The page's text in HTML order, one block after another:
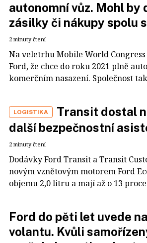
autonomní vůz. Mohl by
zásilky či nákupy spolu
2 minuty čtení
Na veletrhu Mobile World
Ford, že chce do roku 2021 plně
komerčním nasazení. Společnost
LOGISTIKA
Transit dostal
další bezpečnostní
2 minuty čtení
Dodávky Ford Transit a Transit
novým vznětovým motorem Ford
objemu 2,0 litru a mají až o 13
Ford do pěti let uvede
volantu. Kvůli